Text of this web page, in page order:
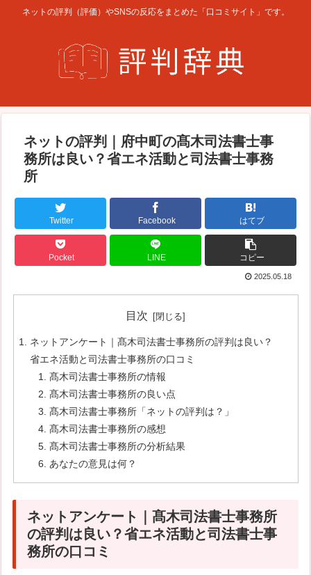
ネットの評判（評価）やSNSの反応をまとめた「口コミサイト」です。
ネットの評判｜府中町の髙木司法書士事
務所は良い？省エネ活動と司法書士事務
所
Twitter Facebook はてブ
Pocket LINE コピー
2025.05.18
目次
ネットアンケート｜髙木司法書士事務所の評判は良い？
省エネ活動と司法書士事務所の口コミ
髙木司法書士事務所の情報
髙木司法書士事務所の良い点
髙木司法書士事務所「ネットの評判は？」
髙木司法書士事務所の感想
髙木司法書士事務所の分析結果
あなたの意見は何？
ネットアンケート｜髙木司法書士事務所
の評判は良い？省エネ活動と司法書士事
務所の口コミ